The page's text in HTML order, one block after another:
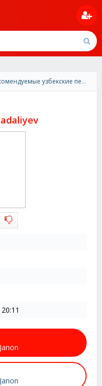
узбекские песни